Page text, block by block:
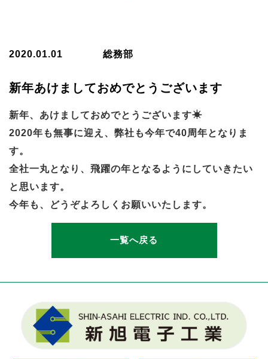
2020.01.01 総務部
新年あけましておめでとうございます
新年、あけましておめでとうございます☀
2020年も無事に迎え、弊社も今年で40周年となりま
す。
全社一丸となり、飛躍の年となるようにしていきたい
と思います。
今年も、どうぞよろしくお願いいたします。
一覧へ戻る